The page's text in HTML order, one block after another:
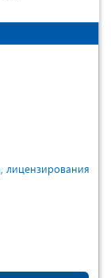
лицензирования